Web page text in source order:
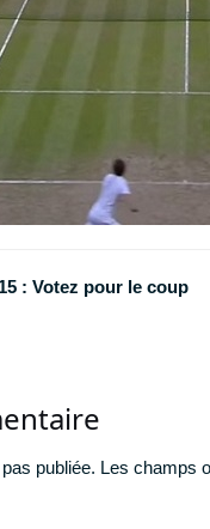
: Votez pour le coup
publiée. Les champs